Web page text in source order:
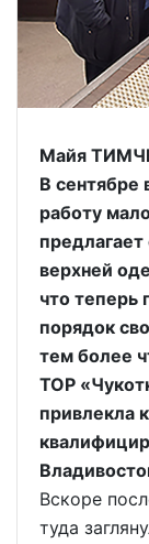
Майя
В сентябре
работу
верхней
что теперь
порядок
тем более
ТОР
привлекла
Вскоре
туда